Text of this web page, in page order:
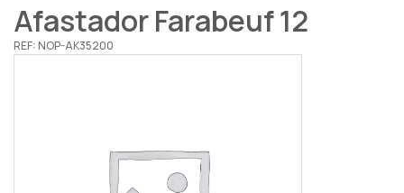
Afastador Farabeuf 12
REF: NOP-AK35200